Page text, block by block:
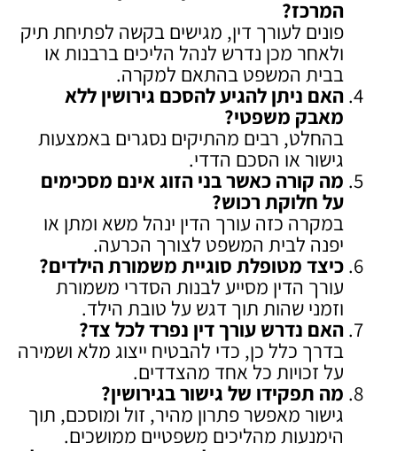
המרכז?
פונים לעורך דין, מגישים בקשה לפתיחת תיק
ולאחר מכן נדרש לנהל הליכים ברבנות או
בבית המשפט בהתאם למקרה.
האם ניתן להגיע להסכם גירושין ללא
מאבק משפטי?
בהחלט, רבים מהתיקים נסגרים באמצעות
גישור או הסכם הדדי.
מה קורה כאשר בני הזוג אינם מסכימים
על חלוקת רכוש?
במקרה כזה עורך הדין ינהל משא ומתן או
יפנה לבית המשפט לצורך הכרעה.
כיצד מטופלת סוגיית משמורת הילדים?
עורך הדין מסייע לבנות הסדרי משמורת
וזמני שהות תוך דגש על טובת הילד.
האם נדרש עורך דין נפרד לכל צד?
בדרך כלל כן, כדי להבטיח ייצוג מלא ושמירה
על זכויות כל אחד מהצדדים.
מה תפקידו של גישור בגירושין?
גישור מאפשר פתרון מהיר, זול ומוסכם, תוך
הימנעות מהליכים משפטיים ממושכים.